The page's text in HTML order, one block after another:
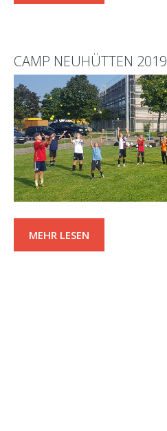
CAMP NEUHÜTTEN 2019
MEHR LESEN